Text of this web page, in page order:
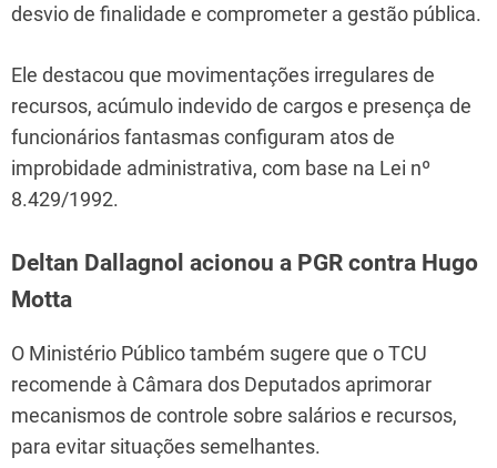
desvio de finalidade e comprometer a gestão pública.
Ele destacou que movimentações irregulares de
recursos, acúmulo indevido de cargos e presença de
funcionários fantasmas configuram atos de
improbidade administrativa, com base na Lei nº
8.429/1992.
Deltan Dallagnol acionou a PGR contra Hugo
Motta
O Ministério Público também sugere que o TCU
recomende à Câmara dos Deputados aprimorar
mecanismos de controle sobre salários e recursos,
para evitar situações semelhantes.